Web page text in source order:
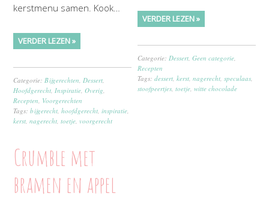
kerstmenu samen. Kook…
VERDER LEZEN »
Categorie:Bijgerechten,Dessert,
Hoofdgerecht,Inspiratie,Overig,
Recepten, Voorgerechten
Tags:bijgerecht,hoofdgerecht,inspiratie,
kerst,nagerecht,toetje, voorgerecht
VERDER LEZEN »
Categorie: Dessert ,Geen categorie
Recepten
Tags:dessert ,kerst ,nagerecht ,speculaas
stoofpeertjes ,toetje ,witte chocolade
Crumble met
bramen en appel